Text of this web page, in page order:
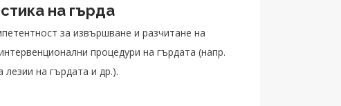
на гърда
за извършване и разчитане на
процедури на гърдата (напр.
на гърдата и др.).